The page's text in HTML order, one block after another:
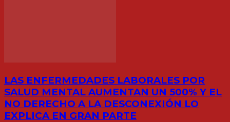
LAS ENFERMEDADES LABORALES POR
SALUD MENTAL AUMENTAN UN 500% Y EL
NO DERECHO A LA DESCONEXIÓN LO
EXPLICA EN GRAN PARTE